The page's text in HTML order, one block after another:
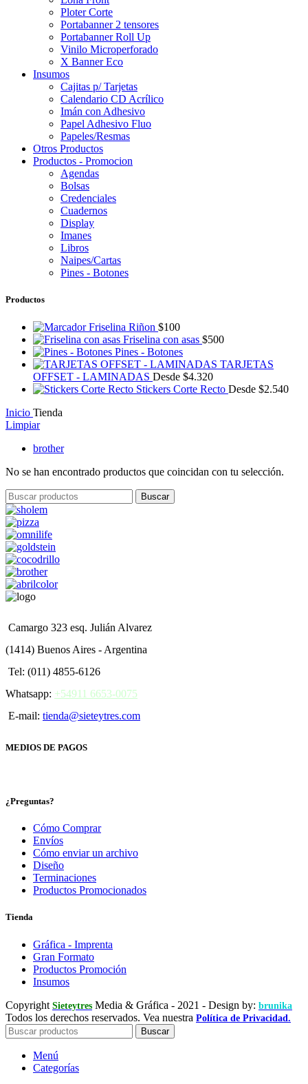
Ploter Corte
Portabanner 2 tensores
Portabanner Roll Up
Vinilo Microperforado
X Banner Eco
Insumos
Cajitas p/ Tarjetas
Calendario CD Acrílico
Imán con Adhesivo
Papel Adhesivo Fluo
Papeles/Resmas
Otros Productos
Productos - Promocion
Agendas
Bolsas
Credenciales
Cuadernos
Display
Imanes
Libros
Naipes/Cartas
Pines - Botones
Productos
Friselina Riñon $100
Friselina con asas $500
Pines - Botones
TARJETAS
OFFSET - LAMINADAS Desde $4.320
Stickers Corte Recto Desde $2.540
Inicio Tienda
Limpiar
brother
No se han encontrado productos que coincidan con tu selección.
Buscar
Camargo 323 esq. Julián Alvarez
(1414) Buenos Aires - Argentina
Tel: (011) 4855-6126
Whatsapp: +54911 6653-0075
E-mail: tienda@sieteytres.com
MEDIOS DE PAGOS
¿Preguntas?
Cómo Comprar
Envíos
Cómo enviar un archivo
Diseño
Terminaciones
Productos Promocionados
Tienda
Gráfica - Imprenta
Gran Formato
Productos Promoción
Insumos
Copyright Sieteytres Media & Gráfica - 2021 - Design by: brunika
Todos los derechos reservados. Vea nuestra Política de Privacidad.
Buscar
Menú
Categorías